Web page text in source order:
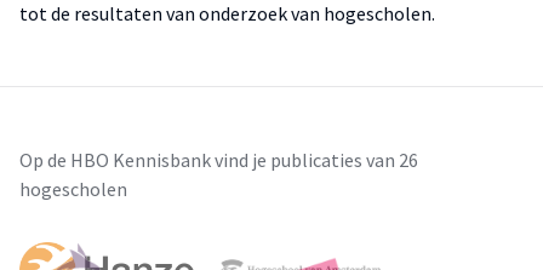
tot de resultaten van onderzoek van hogescholen.
Op de HBO Kennisbank vind je publicaties van 26
hogescholen